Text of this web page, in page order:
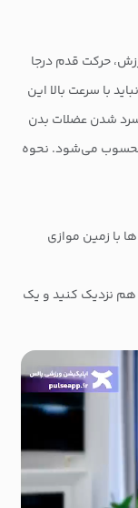
حرکت قدم درجا
با سرعت بالا این
سرد شدن عضلات بدن
محسوب می‌شود. نحوه
با زمین موازی
هم نزدیک کنید و یک